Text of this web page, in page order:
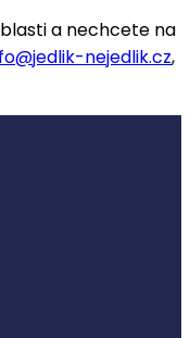
a nechcete na
nejedlik.cz,